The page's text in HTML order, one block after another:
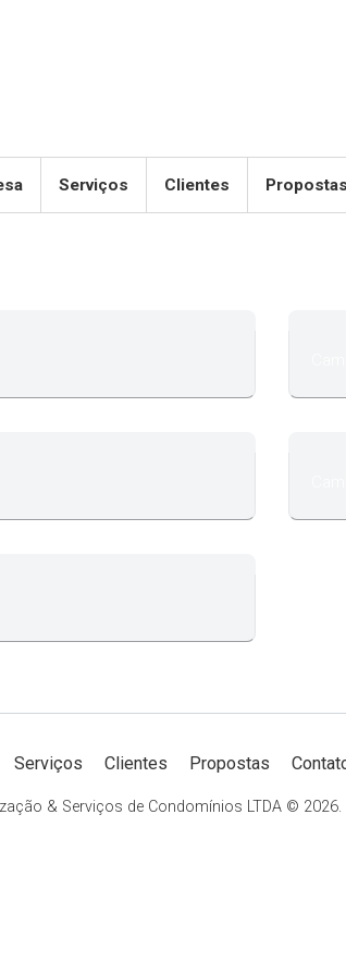
Serviços Clientes Propostas
Serviços Clientes Propostas
& Serviços de Condomínios LTDA © 2026